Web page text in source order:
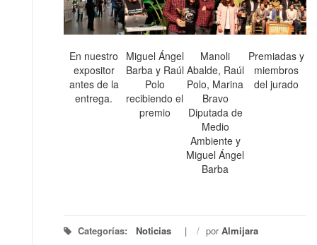
En nuestro
expositor
antes de la
entrega.
Miguel Ángel
Barba y Raúl
Polo
recibiendo el
premio
Manoli
Abalde, Raúl
Polo, Marina
Bravo
Diputada de
Medio
Ambiente y
Miguel Ángel
Barba
Premiadas y
miembros
del jurado
Categorías: Noticias / porAlmijara